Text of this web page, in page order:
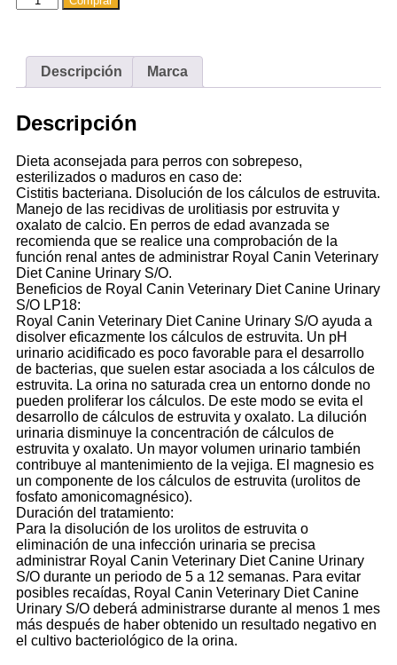
Descripción Marca
Descripción
Dieta aconsejada para perros con sobrepeso,
esterilizados o maduros en caso de:
Cistitis bacteriana. Disolución de los cálculos de estruvita.
Manejo de las recidivas de urolitiasis por estruvita y
oxalato de calcio. En perros de edad avanzada se
recomienda que se realice una comprobación de la
función renal antes de administrar Royal Canin Veterinary
Diet Canine Urinary S/O.
Beneficios de Royal Canin Veterinary Diet Canine Urinary
S/O LP18:
Royal Canin Veterinary Diet Canine Urinary S/O ayuda a
disolver eficazmente los cálculos de estruvita. Un pH
urinario acidificado es poco favorable para el desarrollo
de bacterias, que suelen estar asociada a los cálculos de
estruvita. La orina no saturada crea un entorno donde no
pueden proliferar los cálculos. De este modo se evita el
desarrollo de cálculos de estruvita y oxalato. La dilución
urinaria disminuye la concentración de cálculos de
estruvita y oxalato. Un mayor volumen urinario también
contribuye al mantenimiento de la vejiga. El magnesio es
un componente de los cálculos de estruvita (urolitos de
fosfato amonicomagnésico).
Duración del tratamiento:
Para la disolución de los urolitos de estruvita o
eliminación de una infección urinaria se precisa
administrar Royal Canin Veterinary Diet Canine Urinary
S/O durante un periodo de 5 a 12 semanas. Para evitar
posibles recaídas, Royal Canin Veterinary Diet Canine
Urinary S/O deberá administrarse durante al menos 1 mes
más después de haber obtenido un resultado negativo en
el cultivo bacteriológico de la orina.